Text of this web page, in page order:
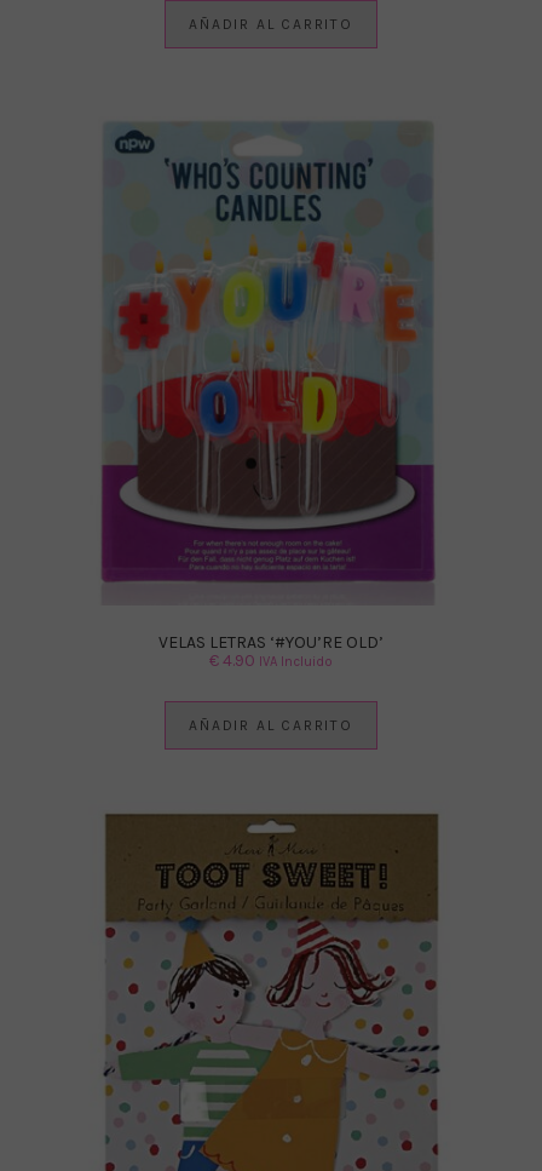
AÑADIR AL CARRITO
VELAS LETRAS ‘#YOU’RE OLD’
€4.90 IVA Incluido
AÑADIR AL CARRITO